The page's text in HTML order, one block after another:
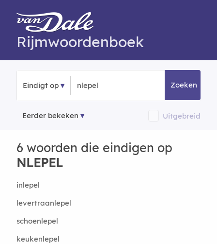
Rijmwoordenboek
Eindigt op Zoeken
Eerder bekeken Uitgebreid
6 woorden die eindigen op
NLEPEL
inlepel
levertraanlepel
schoenlepel
keukenlepel